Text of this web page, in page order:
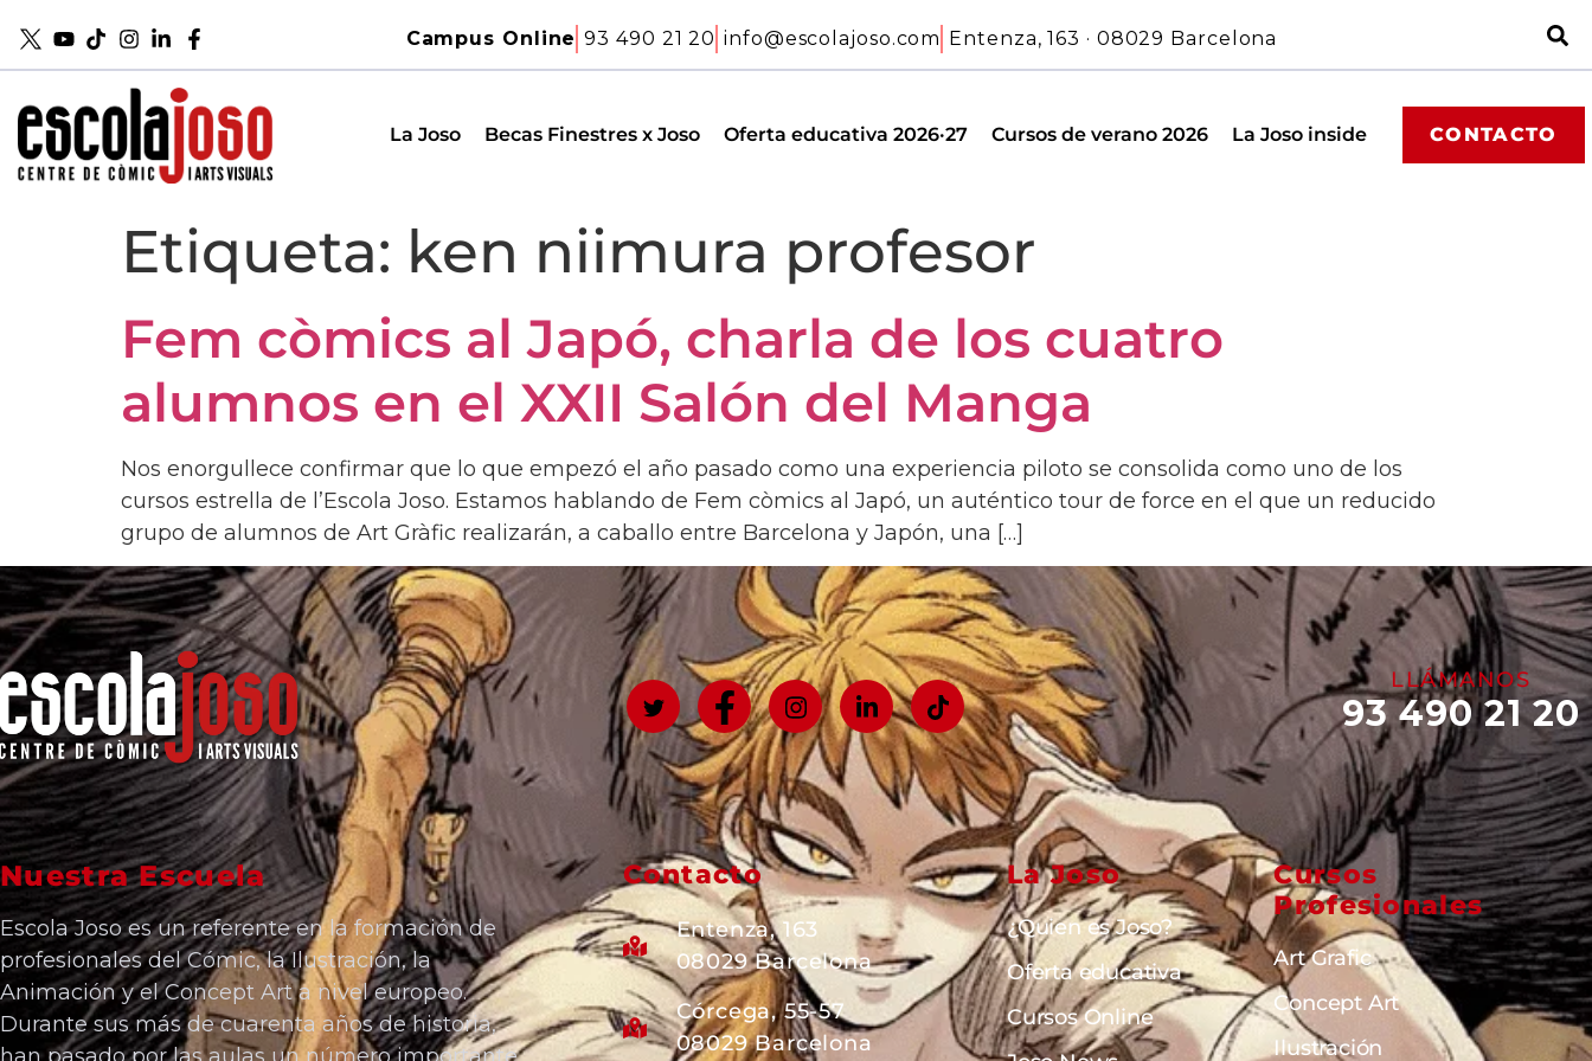
Campus Online 93 490 21 20 info@escolajoso.com Entenza, 163 · 08029 Barcelona
La Joso Becas Finestres x Joso Oferta educativa 2026·27 Cursos de verano 2026 La Joso inside CONTACTO
Etiqueta: ken niimura profesor
Fem còmics al Japó, charla de los cuatro
alumnos en el XXII Salón del Manga
Nos enorgullece confirmar que lo que empezó el año pasado como una experiencia piloto se consolida como uno de los
cursos estrella de l’Escola Joso. Estamos hablando de Fem còmics al Japó, un auténtico tour de force en el que un reducido
grupo de alumnos de Art Gràfic realizarán, a caballo entre Barcelona y Japón, una […]
LLÁMANOS
93 490 21 20
Nuestra Escuela
Escola Joso es un referente en la formación de
profesionales del Cómic, la Ilustración, la
Animación y el Concept Art a nivel europeo.
Durante sus más de cuarenta años de historia,
Contacto
Entenza, 163
08029 Barcelona
Córcega, 55-57
08029 Barcelona
La Joso
¿Quien es Joso?
Oferta educativa
Cursos Online
Cursos
Profesionales
Art Grafic
Concept Art
Ilustración